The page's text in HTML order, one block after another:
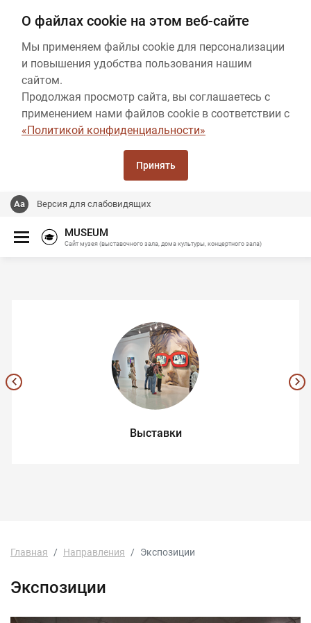
О файлах cookie на этом веб-сайте
Мы применяем файлы cookie для персонализации
и повышения удобства пользования нашим
сайтом.
Продолжая просмотр сайта, вы соглашаетесь с
применением нами файлов cookie в соответствии с
«Политикой конфиденциальности»
Принять
Версия для слабовидящих
MUSEUM
Сайт музея (выставочного зала, дома культуры, концертного зала)
Выставки
Главная Направления Экспозиции
Экспозиции